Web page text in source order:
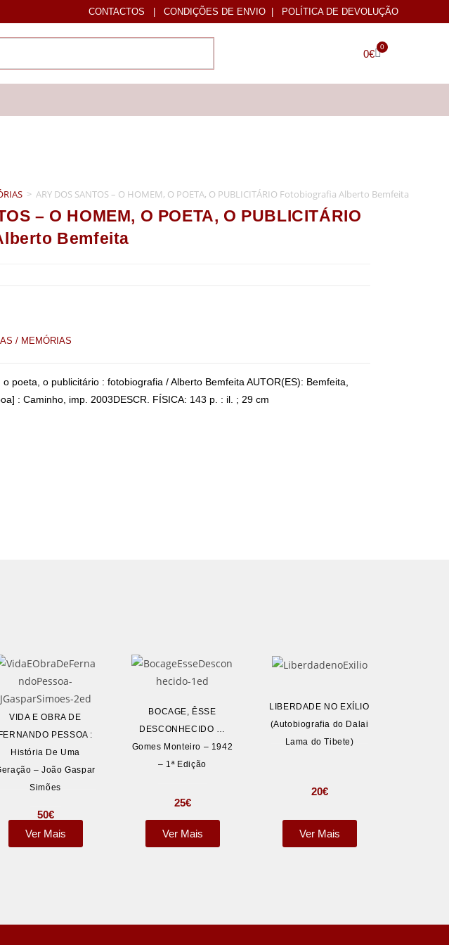
CONTACTOS | CONDIÇÕES DE ENVIO | POLÍTICA DE DEVOLUÇÃO
0€
0
> ARY DOS SANTOS – O HOMEM, O POETA, O PUBLICITÁRIO Fotobiografia Alberto Bemfeita
– O HOMEM, O POETA, O PUBLICITÁRIO
Bemfeita
/ MEMÓRIAS
poeta, o publicitário : fotobiografia / Alberto Bemfeita AUTOR(ES): Bemfeita,
: Caminho, imp. 2003DESCR. FÍSICA: 143 p. : il. ; 29 cm
VIDA E OBRA DE
FERNANDO PESSOA :
História De Uma
– João Gaspar
Simões
50€
Ver Mais
BOCAGE, ÊSSE
DESCONHECIDO …
Gomes Monteiro – 1942
– 1ª Edição
25€
Ver Mais
LIBERDADE NO EXÍLIO
(Autobiografia do Dalai
Lama do Tibete)
20€
Ver Mais